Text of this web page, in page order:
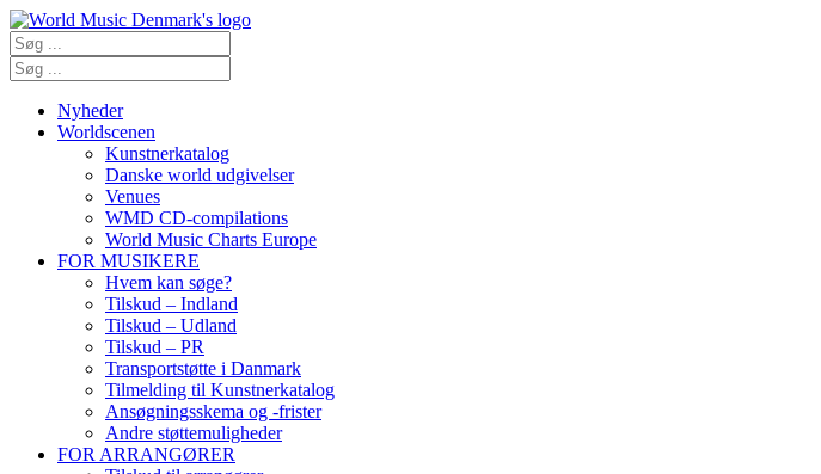
Nyheder
Worldscenen
Kunstnerkatalog
Danske world udgivelser
Venues
WMD CD-compilations
World Music Charts Europe
FOR MUSIKERE
Hvem kan søge?
Tilskud – Indland
Tilskud – Udland
Tilskud – PR
Transportstøtte i Danmark
Tilmelding til Kunstnerkatalog
Ansøgningsskema og -frister
Andre støttemuligheder
FOR ARRANGØRER